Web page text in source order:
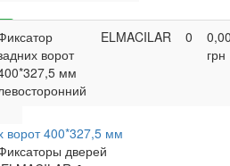
ворот
мм
ELMACILAR 0
грн
ворот 400*327,5 мм
дверей